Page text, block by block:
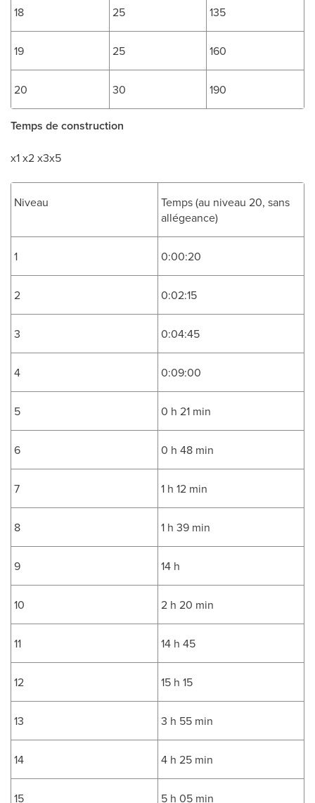
18 25 135
19 25 160
20 30 190
Temps de construction
x1 x2 x3x5
Niveau
Temps (au niveau 20, sans
allégeance)
1 0:00:20
2 0:02:15
3 0:04:45
4 0:09:00
5 0 h 21 min
6 0 h 48 min
7 1 h 12 min
8 1 h 39 min
9 14 h
10 2 h 20 min
11 14 h 45
12 15 h 15
13 3 h 55 min
14 4 h 25 min
15 5 h 05 min